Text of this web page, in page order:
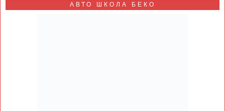
АВТО ШКОЛА БЕКО